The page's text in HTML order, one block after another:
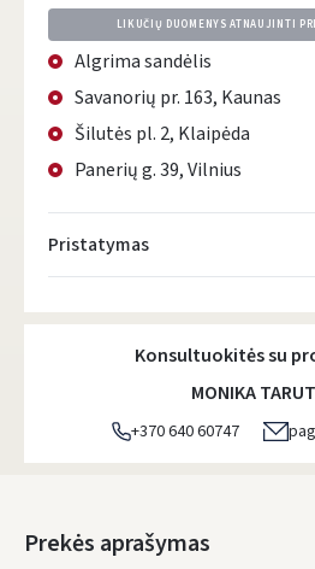
LIKUČIŲ DUOMENYS ATNAUJINTI
Algrima sandėlis
Savanorių pr. 163, Kaunas
Šilutės pl. 2, Klaipėda
Panerių g. 39, Vilnius
Pristatymas
Atsiėmimo taškai-
DPD kurjeris- 5.00 €
DPD paštomatai-
Konsultuokitės su
MONIKA
+370 640 60747
Prekės aprašymas